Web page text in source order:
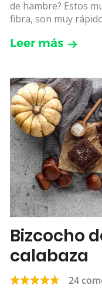
de hambre? Estos
fibra, son muy
Leer más
Bizcocho
calabaza
24